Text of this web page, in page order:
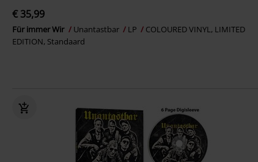
€ 35,99
Für immer Wir Unantastbar LP
COLOURED VINYL, LIMITED
EDITION, Standaard